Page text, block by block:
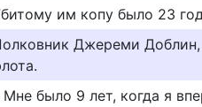
им копу было 23
Джереми Доблин,
Мне было 9 лет, когда я